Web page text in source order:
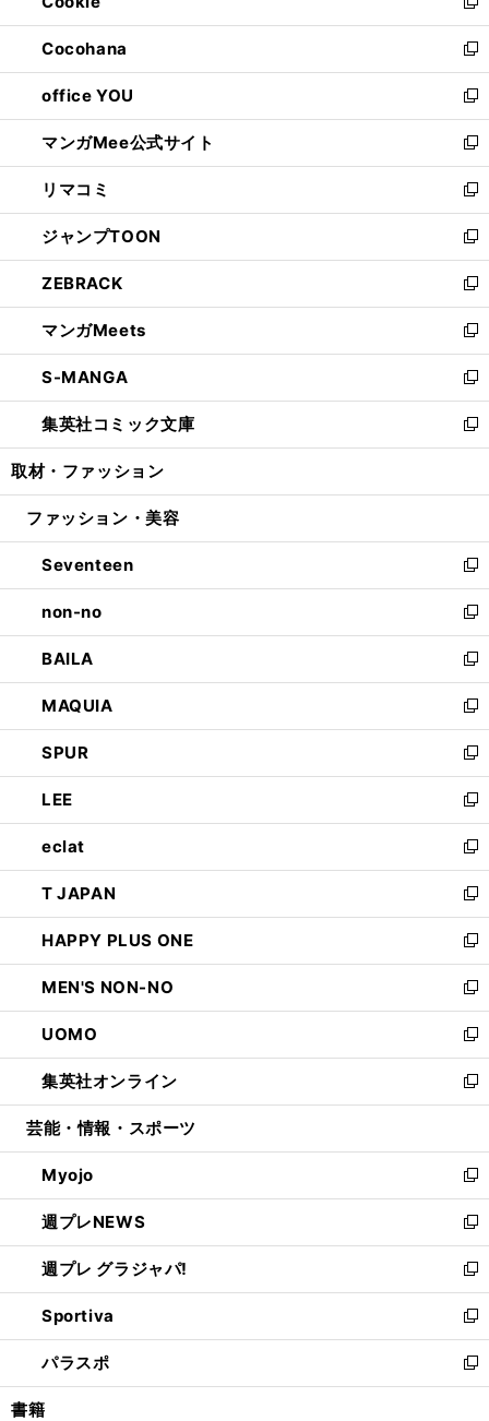
開
く
ウ
で
開
く
ィ
ン
ド
ウ
で
開
く
新
し
い
ウ
ィ
ン
ド
ウ
で
開
く
Cocohana
新
し
い
ウ
ィ
ン
ド
ウ
で
開
く
office YOU
新
し
い
ウ
ィ
ン
ド
ウ
で
開
く
マンガMee公式サイト
新
し
い
ウ
ィ
ン
ド
ウ
で
開
く
リマコミ
新
し
い
ウ
ィ
ン
ド
ウ
で
開
く
ジャンプTOON
新
し
い
ウ
ィ
ン
ド
ウ
で
開
ZEBRACK
新
し
い
ウ
ィ
ン
ド
ウ
開
マンガMeets
新
し
い
ウ
ィ
ン
ウ
開
く
S-MANGA
新
し
い
ウ
ン
ウ
で
開
く
集英社コミック文庫
新
し
ウ
ン
ド
ウ
で
開
く
取材・ファッション
ファッション・美容
Seventeen
新
し
い
ウ
ィ
ン
ド
ウ
で
開
く
non-no
新
し
い
ウ
ィ
ン
ド
ウ
で
開
く
BAILA
新
し
い
ウ
ィ
ン
ド
ウ
で
開
く
MAQUIA
新
し
い
ウ
ィ
ン
ド
ウ
で
開
く
SPUR
新
し
い
ウ
ィ
ン
ド
ウ
で
開
く
LEE
新
し
い
ウ
ィ
ン
ド
ウ
で
開
く
eclat
新
し
い
ウ
ィ
ン
ド
ウ
で
開
く
T JAPAN
新
し
い
ウ
ィ
ン
ド
ウ
で
開
HAPPY PLUS ONE
新
し
い
ウ
ィ
ン
ド
ウ
開
く
MEN'S NON-NO
新
し
い
ウ
ィ
ン
ウ
で
開
く
UOMO
新
し
い
ウ
ン
ド
ウ
で
開
く
集英社オンライン
新
し
ウ
ィ
ン
ド
ウ
で
開
く
芸能・情報・スポーツ
Myojo
新
し
い
ウ
ィ
ン
ド
ウ
で
開
週プレNEWS
新
し
い
ウ
ィ
ン
ド
ウ
週プレ グラジャパ!
新
し
い
ウ
ィ
ン
Sportiva
新
し
い
ウ
パラスポ
新
し
書籍